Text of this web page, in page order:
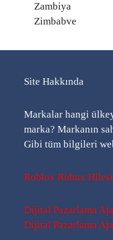
Zambiya
Zimbabve
Site Hakkında
Markalar hangi
marka? Markanın
Gibi tüm bilgileri
Roblox Robux Hilesi
Dijital Pazarlama
Dijital Pazarlama